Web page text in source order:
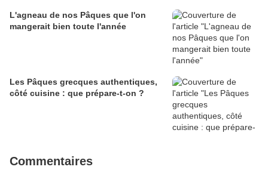
L'agneau de nos Pâques que l'on
mangerait bien toute l'année
Les Pâques grecques authentiques,
côté cuisine : que prépare-t-on ?
Commentaires